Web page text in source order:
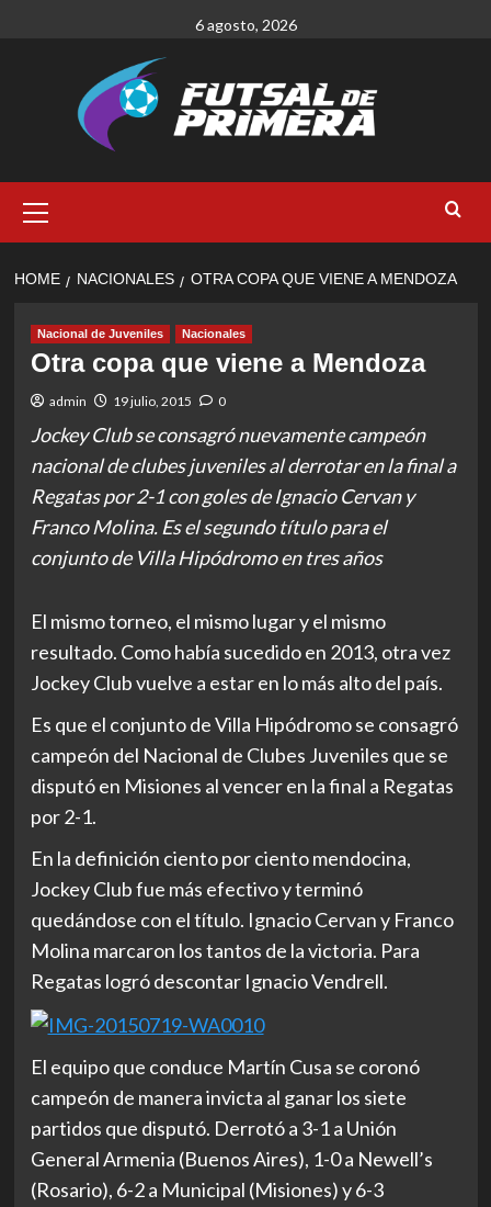
6 agosto, 2026
Menu
HOME NACIONALES OTRA COPA QUE VIENE A MENDOZA
Nacional de Juveniles Nacionales
Otra copa que viene a Mendoza
admin 19 julio, 2015 0
Jockey Club se consagró nuevamente campeón
nacional de clubes juveniles al derrotar en la final a
Regatas por 2-1 con goles de Ignacio Cervan y
Franco Molina. Es el segundo título para el
conjunto de Villa Hipódromo en tres años
El mismo torneo, el mismo lugar y el mismo
resultado. Como había sucedido en 2013, otra vez
Jockey Club vuelve a estar en lo más alto del país.
Es que el conjunto de Villa Hipódromo se consagró
campeón del Nacional de Clubes Juveniles que se
disputó en Misiones al vencer en la final a Regatas
por 2-1.
En la definición ciento por ciento mendocina,
Jockey Club fue más efectivo y terminó
quedándose con el título. Ignacio Cervan y Franco
Molina marcaron los tantos de la victoria. Para
Regatas logró descontar Ignacio Vendrell.
El equipo que conduce Martín Cusa se coronó
campeón de manera invicta al ganar los siete
partidos que disputó. Derrotó a 3-1 a Unión
General Armenia (Buenos Aires), 1-0 a Newell’s
(Rosario), 6-2 a Municipal (Misiones) y 6-3